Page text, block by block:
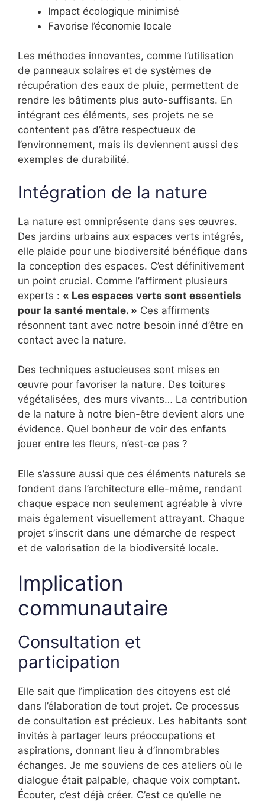
Impact écologique minimisé
Favorise l’économie locale
Les méthodes innovantes, comme l’utilisation
de panneaux solaires et de systèmes de
récupération des eaux de pluie, permettent de
rendre les bâtiments plus auto-suffisants. En
intégrant ces éléments, ses projets ne se
contentent pas d’être respectueux de
l’environnement, mais ils deviennent aussi des
exemples de durabilité.
Intégration de la nature
La nature est omniprésente dans ses œuvres.
Des jardins urbains aux espaces verts intégrés,
elle plaide pour une biodiversité bénéfique dans
la conception des espaces. C’est définitivement
un point crucial. Comme l’affirment plusieurs
experts : « Les espaces verts sont essentiels
pour la santé mentale. » Ces affirments
résonnent tant avec notre besoin inné d’être en
contact avec la nature.
Des techniques astucieuses sont mises en
œuvre pour favoriser la nature. Des toitures
végétalisées, des murs vivants… La contribution
de la nature à notre bien-être devient alors une
évidence. Quel bonheur de voir des enfants
jouer entre les fleurs, n’est-ce pas ?
Elle s’assure aussi que ces éléments naturels se
fondent dans l’architecture elle-même, rendant
chaque espace non seulement agréable à vivre
mais également visuellement attrayant. Chaque
projet s’inscrit dans une démarche de respect
et de valorisation de la biodiversité locale.
Implication
communautaire
Consultation et
participation
Elle sait que l’implication des citoyens est clé
dans l’élaboration de tout projet. Ce processus
de consultation est précieux. Les habitants sont
invités à partager leurs préoccupations et
aspirations, donnant lieu à d’innombrables
échanges. Je me souviens de ces ateliers où le
dialogue était palpable, chaque voix comptant.
Écouter, c’est déjà créer. C’est ce qu’elle ne